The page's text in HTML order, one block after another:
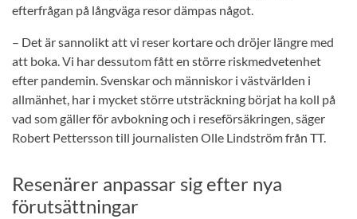
efterfrågan på långväga resor dämpas något.
– Det är sannolikt att vi reser kortare och dröjer längre med
att boka. Vi har dessutom fått en större riskmedvetenhet
efter pandemin. Svenskar och människor i västvärlden i
allmänhet, har i mycket större utsträckning börjat ha koll på
vad som gäller för avbokning och i reseförsäkringen, säger
Robert Pettersson till journalisten Olle Lindström från TT.
Resenärer anpassar sig efter nya
förutsättningar